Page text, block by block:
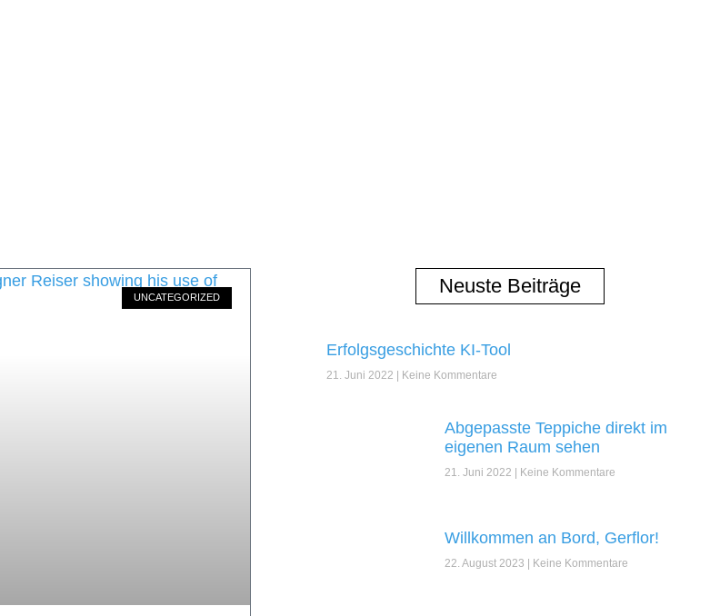
UNCATEGORIZED
Neuste Beiträge
Erfolgsgeschichte KI-Tool
21. Juni 2022 Keine Kommentare
Abgepasste Teppiche direkt im
eigenen Raum sehen
21. Juni 2022 Keine Kommentare
Willkommen an Bord, Gerflor!
22. August 2023 Keine Kommentare